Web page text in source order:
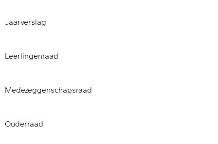
Jaarverslag
Leerlingenraad
Medezeggenschapsraad
Ouderraad